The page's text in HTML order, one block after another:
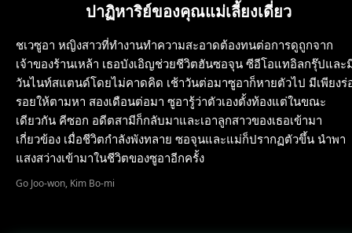
ปาฏิหาริย์ของคุณแม่เลี้ยงเดี่ยว
ชเวซูอา หญิงสาวที่ทำงานทำความสะอาดต้องทนต่อการดูถูกจาก
เจ้าของร้านเหล้า เธอบังเอิญช่วยชีวิตฮันซอจุน ซีอีโอแทอิลกรุ๊ปและ
วันไนท์สแตนด์โดยไม่คาดคิด เช้าวันต่อมาซูอาก็หายตัวไป มีเพียงร่
รอยให้ตามหา สองเดือนต่อมา ซูอารู้ว่าตัวเองตั้งท้องแต่ในขณะ
เดียวกัน คีซอก อดีตสามีก็กลับมาและเอาลูกสาวของเธอเข้ามา
เกี่ยวข้อง เมื่อชีวิตกำลังพังทลาย ซอจุนและแม่ก็ปรากฏตัวขึ้น นำพา
แสงสว่างเข้ามาในชีวิตของซูอาอีกครั้ง
Go Joo-won, Kim Bo-mi